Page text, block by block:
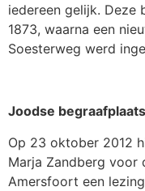
iedereen gelijk.
1873, waarna een
Soesterweg werd
Joodse
Op 23 oktober 2012
Marja Zandberg voor
Amersfoort een